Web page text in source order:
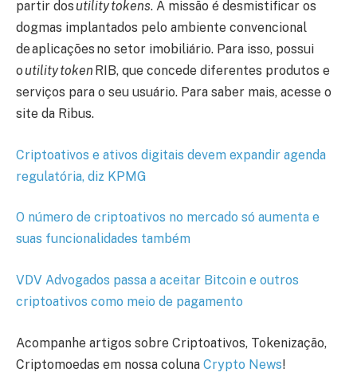
partir dosutility tokens. A missão é desmistificar os
dogmas implantados pelo ambiente convencional
de aplicações no setor imobiliário. Para isso, possui
outility token RIB, que concede diferentes produtos e
serviços para o seu usuário. Para saber mais, acesse o
site da Ribus.
Criptoativos e ativos digitais devem expandir agenda
regulatória, diz KPMG
O número de criptoativos no mercado só aumenta e
suas funcionalidades também
VDV Advogados passa a aceitar Bitcoin e outros
criptoativos como meio de pagamento
Acompanhe artigos sobre Criptoativos, Tokenização,
Criptomoedas em nossa coluna Crypto News!